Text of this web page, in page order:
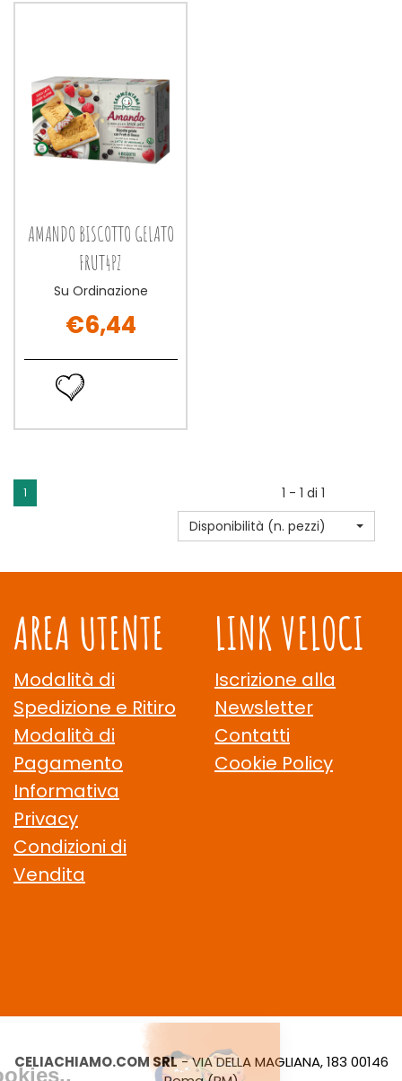
AMANDO BISCOTTO GELATO
FRUT4PZ
Su Ordinazione
€6,44
FRUT4PZ non
Ordina
BISCOTTO
1
1 - 1 di 1
Disponibilità (n. pezzi)
AREA UTENTE
Modalità di
Spedizione e Ritiro
Modalità di
Pagamento
Informativa
Privacy
Condizioni di
Vendita
LINK VELOCI
Iscrizione alla
Newsletter
Contatti
Cookie Policy
CELIACHIAMO.COM SRL- VIA DELLA MAGLIANA, 183 00146